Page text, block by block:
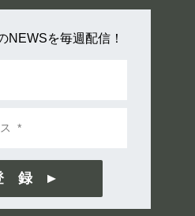
NEWSを毎週配信！
録